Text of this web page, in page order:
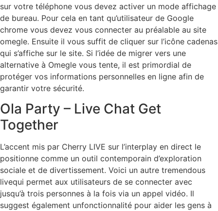
sur votre téléphone vous devez activer un mode affichage
de bureau. Pour cela en tant qu’utilisateur de Google
chrome vous devez vous connecter au préalable au site
omegle. Ensuite il vous suffit de cliquer sur l’icône cadenas
qui s’affiche sur le site. Si l’idée de migrer vers une
alternative à Omegle vous tente, il est primordial de
protéger vos informations personnelles en ligne afin de
garantir votre sécurité.
Ola Party – Live Chat Get
Together
L’accent mis par Cherry LIVE sur l’interplay en direct le
positionne comme un outil contemporain d’exploration
sociale et de divertissement. Voici un autre tremendous
livequi permet aux utilisateurs de se connecter avec
jusqu’à trois personnes à la fois via un appel vidéo. Il
suggest également unfonctionnalité pour aider les gens à